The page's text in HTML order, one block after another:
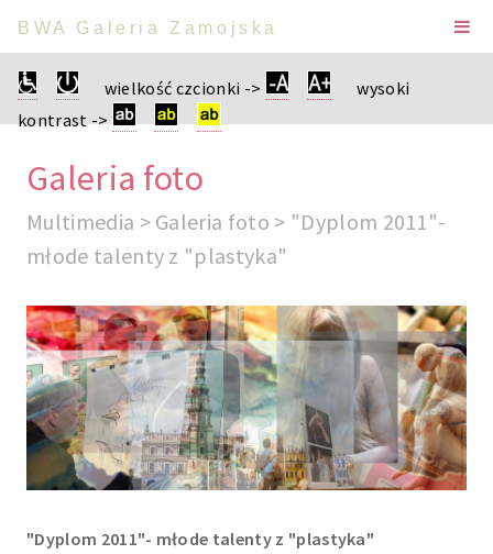
BWA Galeria Zamojska
wielkość czcionki ->
wysoki
kontrast ->
Galeria foto
Multimedia > Galeria foto > "Dyplom 2011"-
młode talenty z "plastyka"
"Dyplom 2011"- młode talenty z "plastyka"